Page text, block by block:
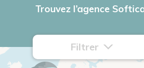
Trouvez l’agence
Filtrer